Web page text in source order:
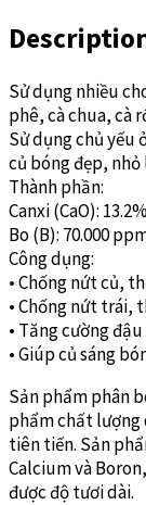
Sử dụng nhiều
phê, cà chua, cà
Sử dụng chủ yếu
củ bóng đẹp,
Thành phần:
Canxi (CaO): 13.2%
Bo (B): 70.000
Công dụng:
• Chống nứt củ,
• Chống nứt trái,
• Tăng cường đậu
• Giúp củ sáng
Sản phẩm phân
phẩm chất lượng
tiên tiến. Sản
Calcium và
được độ tươi dài.